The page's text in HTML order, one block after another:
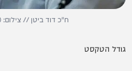
ח"כ דוד ביטן // צילום: Yonatan Sindel/Flash90
גודל הטקסט